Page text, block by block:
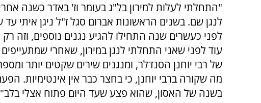
"התחלתי לעלות למירון בל"ג בעומר וז' באדר כשנה
לנגן שם. בשנים הראשונות אברום סגל ז"ל ניגן איתי
לפני כעשרים שנה התחילו להגיע נגנים נוספים, וזה
עוד לפני שאני התחלתי לנגן במירון, שאחרי שמתעייפים
של רבי יוחנן הסנדלר, ומנגנים שירים שקטים יותר
מה שקורה ברבי יוחנן, כי בחצר כבר אין אינטימיות.
בשנה של האסון, שהוא פצע שעד היום פתוח אצלי